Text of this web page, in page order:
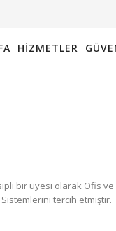
HIZMETLER
bir üyesi olarak Ofis ve
tercih etmiştir.